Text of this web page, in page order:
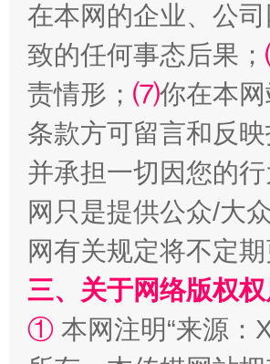
解纷+调解+退费，一次搞定
在本网的企业、公
致的任何事态后果；
责情形； ⑺你在本
条款方可留言和反
并承担一切因您的
网只是提供公众/大
网有关规定将不定
三、关于网络版权权
① 本网注明“来源：